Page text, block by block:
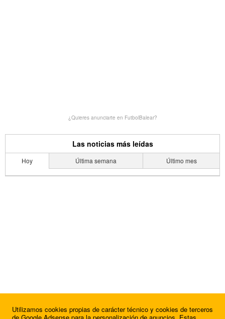
¿Quieres anunciarte en FutbolBalear?
Las noticias más leídas
Hoy Última semana Último mes
Utilizamos cookies propias de carácter técnico y cookies de terceros